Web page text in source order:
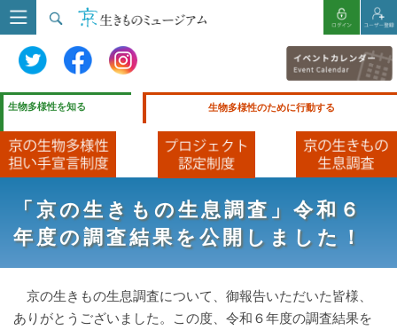
生物多様性を知る 生物多様性のために行動する
「京の生きもの生息調査」令和６
年度の調査結果を公開しました！
京の生きもの生息調査について、御報告いただいた皆様、
ありがとうございました。この度、令和６年度の調査結果を